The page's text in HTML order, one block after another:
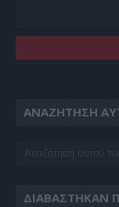
ΑΝΑΖΉΤΗΣΗ
ΔΙΑΒΆΣΤΗΚΑΝ